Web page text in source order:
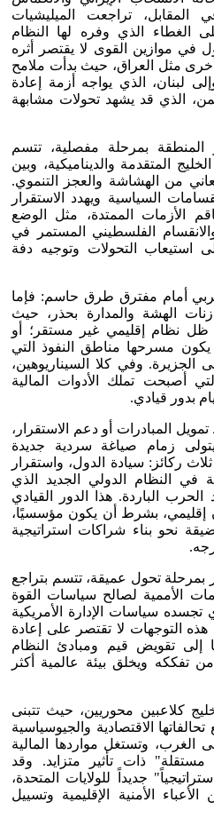
المقابل، تراجعت الميليشيات
الغطاء الذي وفره لها النظام
في موازين القوى لا يقتصر أثره
مثل العراق، حيث بدأت ملامح
لبنان، الذي يواجه أزمة إعادة
الذي قد يشهد تحولات مشابهة
المنطقة بمرحلة مفصلية، تتسم
المتقدمة والديناميكية، وبين
من الهشاشة والعجز التنموي.
السياسية ويهدد الاستقرار
الأزمات الممتدة، مثل الوضع
الفلسطيني المستمر في
استيعاب التحولات وتوجيه دفة
أمام مفترق طرق حاسم: فإما
الهشة والمدارة بحذر، حيث
ظل نظام إقليمي غير مستقر؛ أو
يكون مسرحها مناطق النفوذ التي
الجزيرة. وفي كلا السيناريوهين،
أصبحت تملك الأدوات المالية
بدور قيادي.
المبادرات أو دعم الاستقرار،
زمام صياغة سردية جديدة
ركائز: سيادة الدول، واستقرار
في النظام الدولي الجديد الذي
الباردة. هذا الدور القيادي
إقليمي، بشرط أن يكون مؤسسيًا،
نحو بناء شراكات استراتيجية
بمرحلة تحول عميقة، تتسم بتراجع
الأممية لصالح سياسات القوة
تجسده سياسات الإدارة الأمريكية
هذه التوجهات لا تقتصر على إعادة
إلى تقويض قيم ومبادئ النظام
تفككه ويخلق بيئة عالمية أكثر
كلاعبين محوريين، حيث تتبنى
الاقتصادية والجيوسياسية
الغرب، وتستغل مواردها المالية
ذات تأثير متزايد. وقد
جديداً للولايات المتحدة،
الأمنية الإقليمية وتسييل